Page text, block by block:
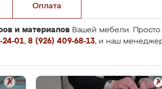
Оплата
и материалов Вашей мебели.
24-01, 8 (926) 409-68-13, и наш